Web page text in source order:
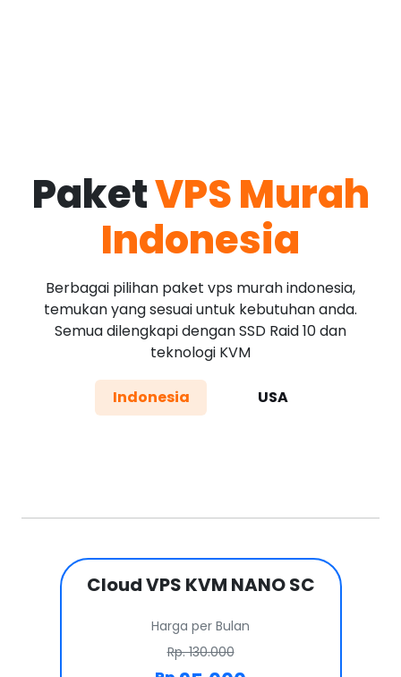
PaketVPS Murah
Indonesia
Berbagai pilihan paket vps murah indonesia,
temukan yang sesuai untuk kebutuhan anda.
Semua dilengkapi dengan SSD Raid 10 dan
teknologi KVM
Indonesia USA
Cloud VPS KVM NANO SC
Harga per Bulan
Rp. 130.000